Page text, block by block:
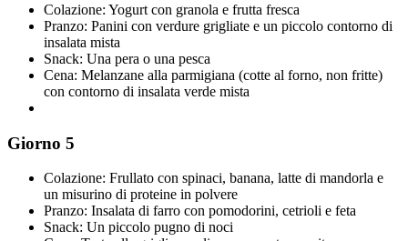
Colazione: Yogurt con granola e frutta fresca
Pranzo: Panini con verdure grigliate e un piccolo contorno di
insalata mista
Snack: Una pera o una pesca
Cena: Melanzane alla parmigiana (cotte al forno, non fritte)
con contorno di insalata verde mista
Giorno 5
Colazione: Frullato con spinaci, banana, latte di mandorla e
un misurino di proteine in polvere
Pranzo: Insalata di farro con pomodorini, cetrioli e feta
Snack: Un piccolo pugno di noci